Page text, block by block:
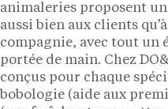
animaleries proposent
aussi bien aux clients
compagnie, avec tout un
portée de main. Chez
conçus pour chaque
bobologie (aide aux